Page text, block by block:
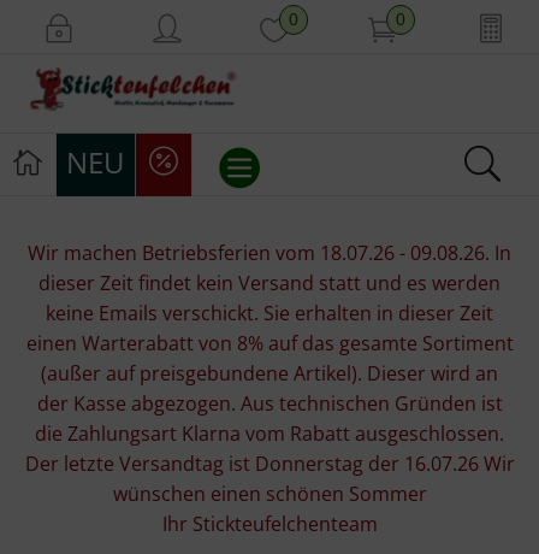
0 0
NEU
Stickpackungen
Stickgarne
Stoffe
Mill Hill Beads
Wir machen Betriebsferien vom 18.07.26 - 09.08.26. In
dieser Zeit findet kein Versand statt und es werden
keine Emails verschickt. Sie erhalten in dieser Zeit
einen Warterabatt von 8% auf das gesamte Sortiment
(außer auf preisgebundene Artikel). Dieser wird an
der Kasse abgezogen. Aus technischen Gründen ist
die Zahlungsart Klarna vom Rabatt ausgeschlossen.
Der letzte Versandtag ist Donnerstag der 16.07.26 Wir
wünschen einen schönen Sommer
Ihr Stickteufelchenteam